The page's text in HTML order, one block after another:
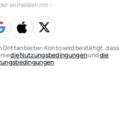
anmelden mit -
Drittanbieter-Konto wird bestätigt, dass
die Nutzungsbedingungenunddie
.